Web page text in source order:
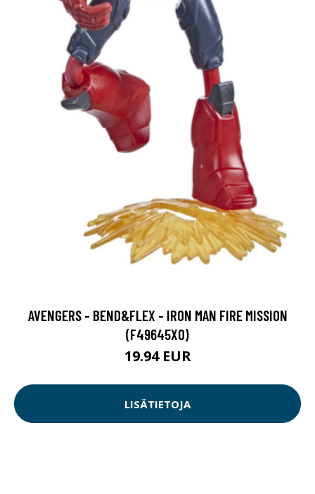
AVENGERS - BEND&FLEX - IRON MAN FIRE MISSION
(F49645X0)
19.94 EUR
LISÄTIETOJA